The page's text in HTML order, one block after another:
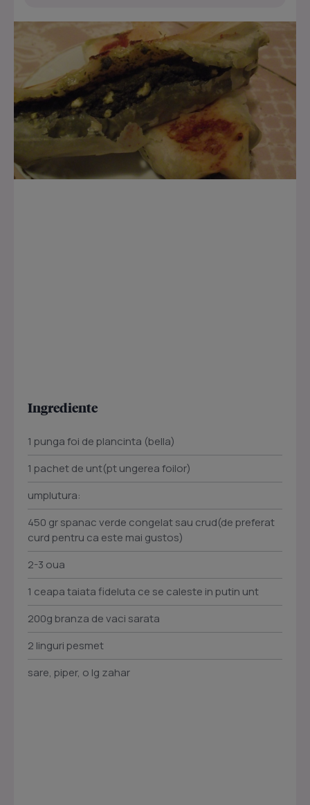
Ingrediente
1 punga foi de plancinta (bella)
1 pachet de unt(pt ungerea foilor)
umplutura:
450 gr spanac verde congelat sau crud(de preferat
curd pentru ca este mai gustos)
2-3 oua
1 ceapa taiata fideluta ce se caleste in putin unt
200g branza de vaci sarata
2 linguri pesmet
sare, piper, o lg zahar